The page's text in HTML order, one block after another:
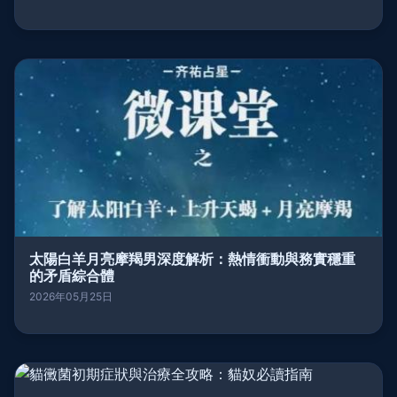
太陽白羊月亮摩羯男深度解析：熱情衝動與務實穩重
的矛盾綜合體
2026年05月25日